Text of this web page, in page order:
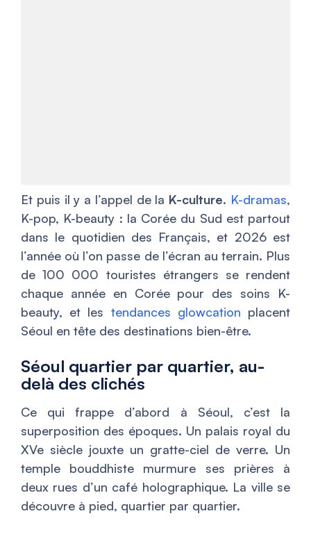
Et puis il y a l’appel de la K-culture. K-dramas,
K-pop, K-beauty : la Corée du Sud est partout
dans le quotidien des Français, et 2026 est
l’année où l’on passe de l’écran au terrain. Plus
de 100 000 touristes étrangers se rendent
chaque année en Corée pour des soins K-
beauty, et les tendances glowcation placent
Séoul en tête des destinations bien-être.
Séoul quartier par quartier, au-
delà des clichés
Ce qui frappe d’abord à Séoul, c’est la
superposition des époques. Un palais royal du
XVe siècle jouxte un gratte-ciel de verre. Un
temple bouddhiste murmure ses prières à
deux rues d’un café holographique. La ville se
découvre à pied, quartier par quartier.